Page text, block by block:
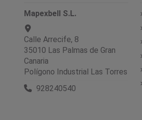
Mapexbell S.L.
Calle Arrecife, 8
35010 Las Palmas de Gran
Canaria
Polígono Industrial Las Torres
928240540